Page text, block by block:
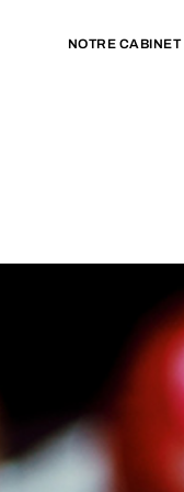
NOTRE CABINET